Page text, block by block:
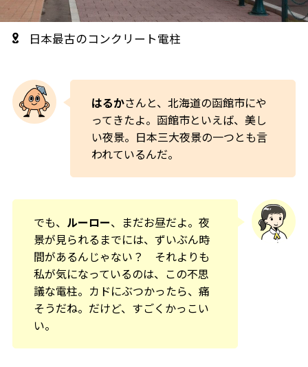
日本最古のコンクリート電柱
はるかさんと、北海道の函館市にや
ってきたよ。函館市といえば、美し
い夜景。日本三大夜景の一つとも言
われているんだ。
でも、 ルーロー、まだお昼だよ。夜
景が見られるまでには、ずいぶん時
間があるんじゃない？ それよりも
私が気になっているのは、この不思
議な電柱。カドにぶつかったら、痛
そうだね。だけど、すごくかっこい
い。